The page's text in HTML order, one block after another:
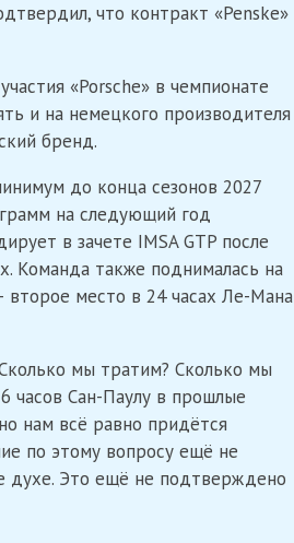
что контракт «Penske»
«Porsche» в чемпионате
и на немецкого производителя
бренд.
до конца сезонов 2027
на следующий год
в зачете IMSA GTP после
Команда также поднималась на
второе место в 24 часах Ле-Мана
мы тратим? Сколько мы
часов Сан-Паулу в прошлые
нам всё равно придётся
по этому вопросу ещё не
духе. Это ещё не подтверждено